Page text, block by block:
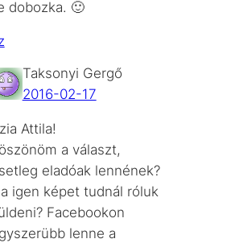
dobozka. 🙂
Taksonyi Gergő
2016-02-17
Attila!
a választ,
eladóak lennének?
igen képet tudnál róluk
Facebookon
lenne a